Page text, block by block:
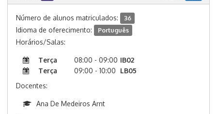
Número de alunos matriculados: 36
Idioma de oferecimento: Português
Horários/Salas:
Terça 08:00 - 09:00 IB02
Terça
09:00 - 10:00
LB05
Docentes:
Ana De Medeiros Arnt